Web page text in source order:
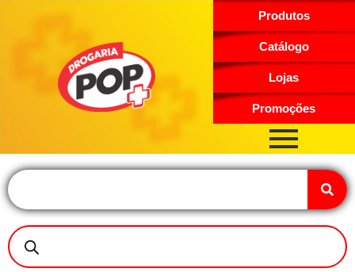
Produtos
Catálogo
Lojas
Promoções